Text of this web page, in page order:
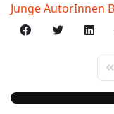
Junge AutorInnen